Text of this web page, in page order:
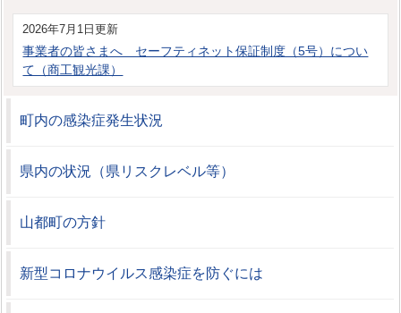
2026年7月1日更新
事業者の皆さまへ セーフティネット保証制度（5号）につい
て（商工観光課）
町内の感染症発生状況
県内の状況（県リスクレベル等）
山都町の方針
新型コロナウイルス感染症を防ぐには